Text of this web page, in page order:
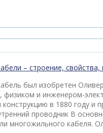
– строение, свойства,
был изобретен
физиком и инженером-
конструкцию в 1880 году и
проводник В
многожильного кабеля.